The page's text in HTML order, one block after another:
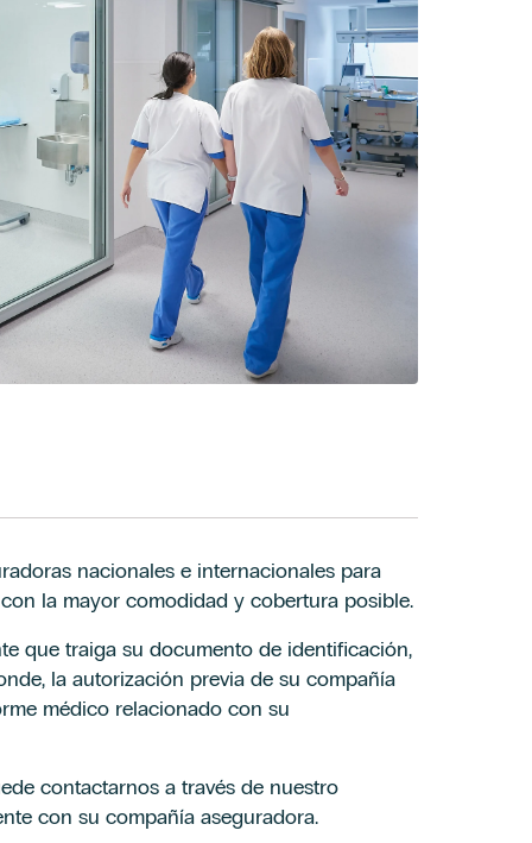
nacionales e internacionales para
la mayor comodidad y cobertura posible.
que traiga su documento de identificación,
la autorización previa de su compañía
médico relacionado con su
contactarnos a través de nuestro
con su compañía aseguradora.
de protección de datos de la Cláusula informativa de
incluido por medios electrónicos, y la elaboración
cuya composición puedes ser consultada en el Aviso